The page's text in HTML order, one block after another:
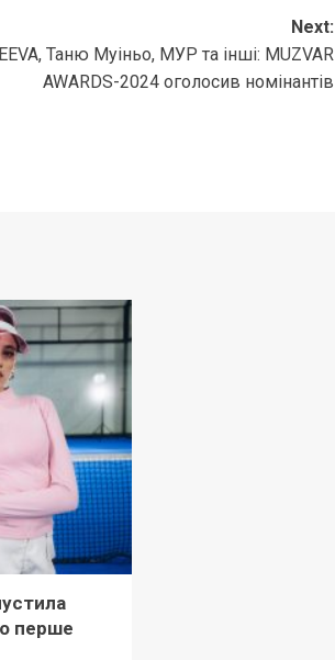
Next:
Таню Муіньо, МУР та інші: MUZVAR
AWARDS-2024 оголосив номінантів
перше